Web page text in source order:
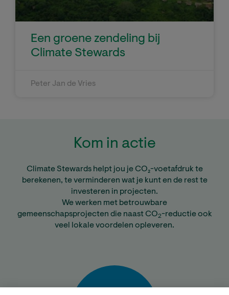
Een groene zendeling bij
Climate Stewards
Peter Jan de Vries
Kom in actie
Climate Stewards helpt jou je CO₂-voetafdruk te
berekenen, te verminderen wat je kunt en de rest te
investeren in projecten.
We werken met betrouwbare
gemeenschapsprojecten die naast CO2-reductie ook
veel lokale voordelen opleveren.